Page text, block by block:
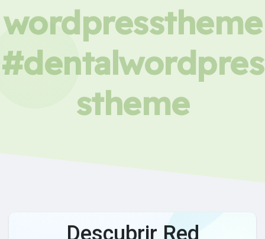
wordpresstheme
#dentalwordpres
stheme
Descubrir Red